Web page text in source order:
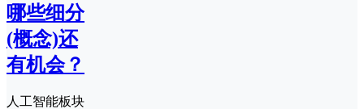
哪些细分
(概念)还
有机会？
人工智能板块